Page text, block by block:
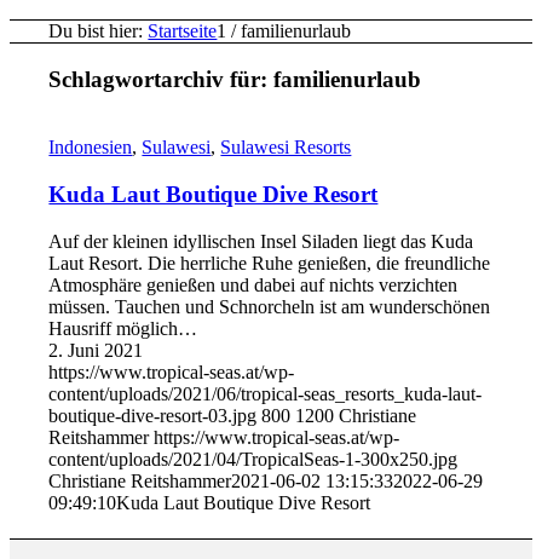
Du bist hier: Startseite1 / familienurlaub
Schlagwortarchiv für:familienurlaub
Indonesien, Sulawesi, Sulawesi Resorts
Kuda Laut Boutique Dive Resort
Auf der kleinen idyllischen Insel Siladen liegt das Kuda
Laut Resort. Die herrliche Ruhe genießen, die freundliche
Atmosphäre genießen und dabei auf nichts verzichten
müssen. Tauchen und Schnorcheln ist am wunderschönen
Hausriff möglich…
2. Juni 2021
https://www.tropical-seas.at/wp-
content/uploads/2021/06/tropical-seas_resorts_kuda-laut-
boutique-dive-resort-03.jpg 800 1200 Christiane
Reitshammer https://www.tropical-seas.at/wp-
content/uploads/2021/04/TropicalSeas-1-300x250.jpg
Christiane Reitshammer2021-06-02 13:15:332022-06-29
09:49:10Kuda Laut Boutique Dive Resort